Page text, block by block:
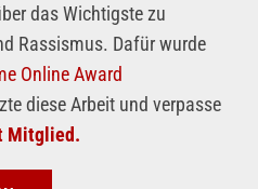
das Wichtigste zu
Rassismus. Dafür wurde
Online Award
diese Arbeit und verpasse
Mitglied.